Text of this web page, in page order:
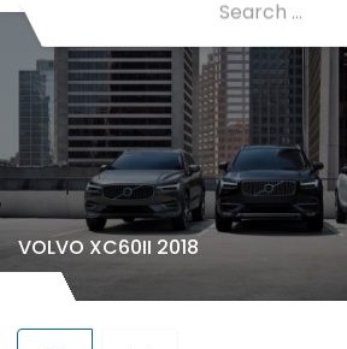
VOLVO XC60II 2018